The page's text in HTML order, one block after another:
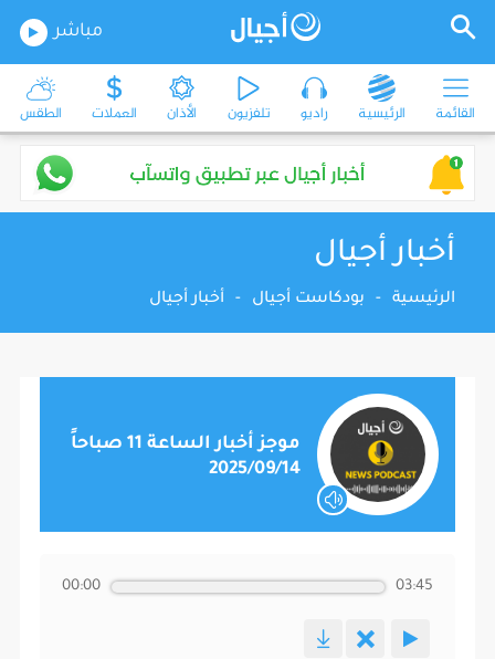
مباشر
القائمة الرئيسية راديو تلفزيون الأذان العملات الطقس
أخبار أجيال
الرئيسية - بودكاست أجيال - أخبار أجيال
موجز أخبار الساعة 11 صباحاً
2025/09/14
00:00 03:45